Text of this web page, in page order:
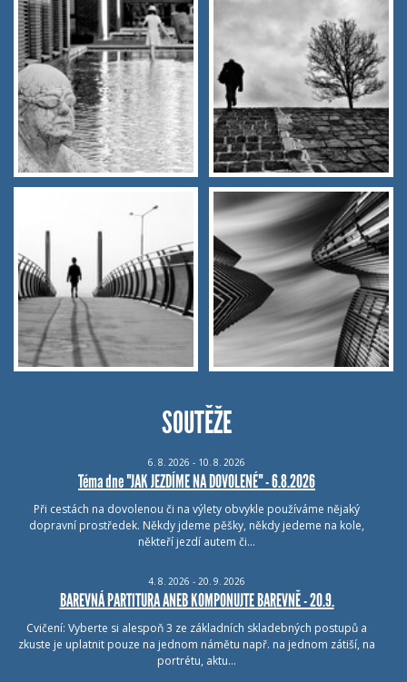
SOUTĚŽE
6. 8. 2026 - 10. 8. 2026
Téma dne "JAK JEZDÍME NA DOVOLENÉ" - 6.8.2026
Při cestách na dovolenou či na výlety obvykle používáme nějaký
dopravní prostředek. Někdy jdeme pěšky, někdy jedeme na kole,
někteří jezdí autem či…
4. 8. 2026 - 20. 9. 2026
BAREVNÁ PARTITURA ANEB KOMPONUJTE BAREVNĚ - 20.9.
Cvičení: Vyberte si alespoň 3 ze základních skladebných postupů a
zkuste je uplatnit pouze na jednom námětu např. na jednom zátiší, na
portrétu, aktu…